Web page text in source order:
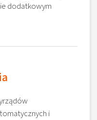
dodatkowym
i